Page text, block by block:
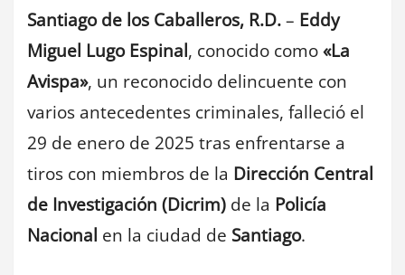
Santiago de los Caballeros, R.D.– Eddy
Miguel Lugo Espinal, conocido como«La
Avispa», un reconocido delincuente con
varios antecedentes criminales, falleció el
29 de enero de 2025 tras enfrentarse a
tiros con miembros de la Dirección Central
de Investigación (Dicrim) de la Policía
Nacional en la ciudad de Santiago.